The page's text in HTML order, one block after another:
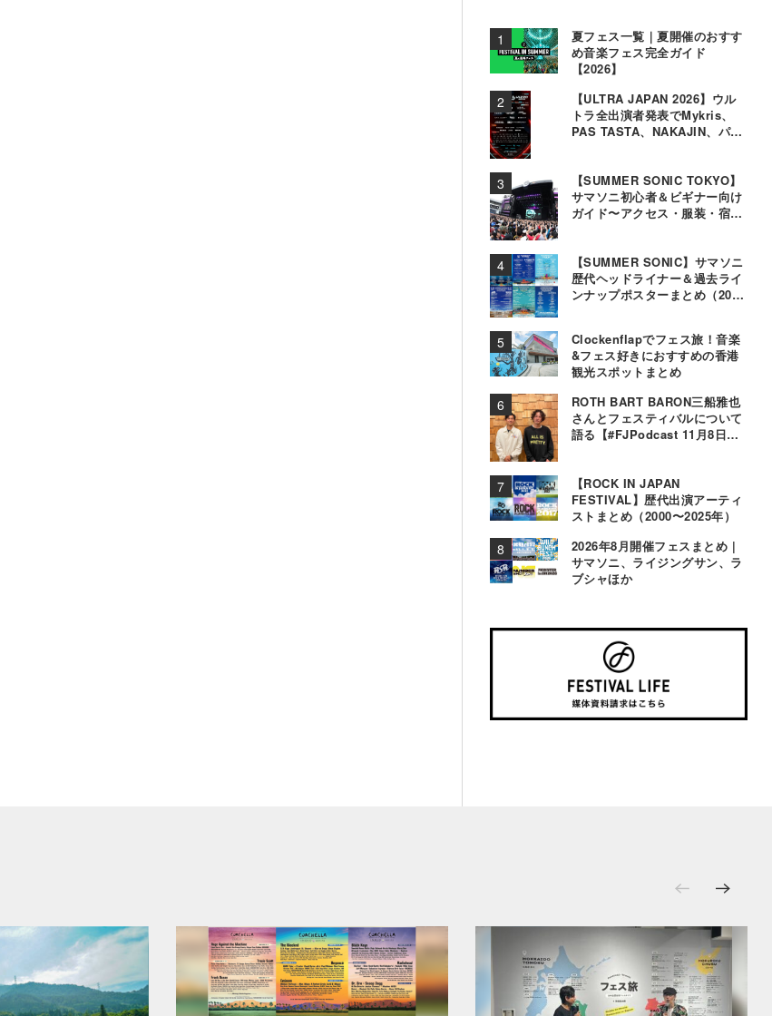
夏フェス一覧｜夏開催のおすす
め音楽フェス完全ガイド
【2026】
【ULTRA JAPAN 2026】ウル
トラ全出演者発表でMykris、
PAS TASTA、NAKAJIN、パソ
【SUMMER SONIC TOKYO】
サマソニ初心者＆ビギナー向け
ガイド〜アクセス・服装・宿泊
【SUMMER SONIC】サマソニ
歴代ヘッドライナー＆過去ライ
ンナップポスターまとめ（2000
Clockenflapでフェス旅！音楽
&フェス好きにおすすめの香港
観光スポットまとめ
ROTH BART BARON三船雅也
さんとフェスティバルについて
語る【#FJPodcast 11月8日配
【ROCK IN JAPAN
FESTIVAL】歴代出演アーティ
ストまとめ（2000〜2025年）
2026年8月開催フェスまとめ |
サマソニ、ライジングサン、ラ
ブシャほか